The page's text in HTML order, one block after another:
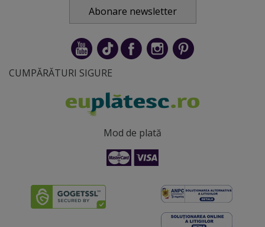
Abonare newsletter
CUMPĂRĂTURI SIGURE
Mod de plată